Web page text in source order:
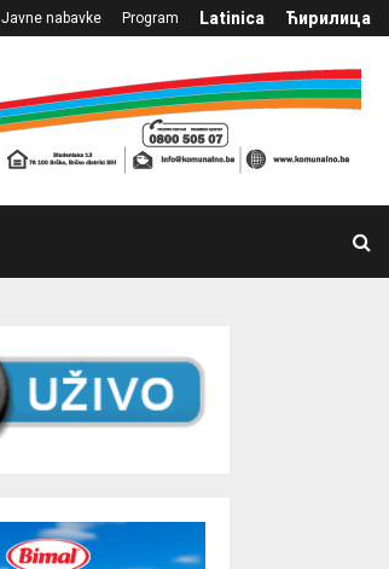
Javne nabavke Program Latinica Ћирилица